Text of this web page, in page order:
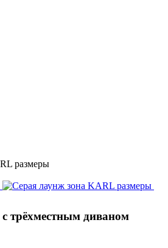
трёхместным диваном